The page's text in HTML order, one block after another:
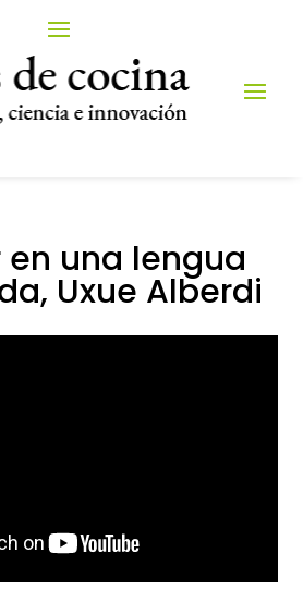
una lengua
Uxue Alberdi